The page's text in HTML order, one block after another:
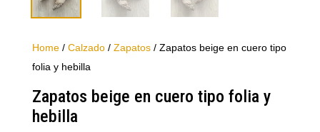
Home/ Calzado/ Zapatos/ Zapatos beige en cuero tipo
folia y hebilla
Zapatos beige en cuero tipo folia y
hebilla